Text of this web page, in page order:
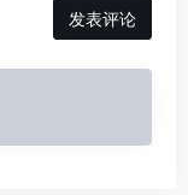
发表评论